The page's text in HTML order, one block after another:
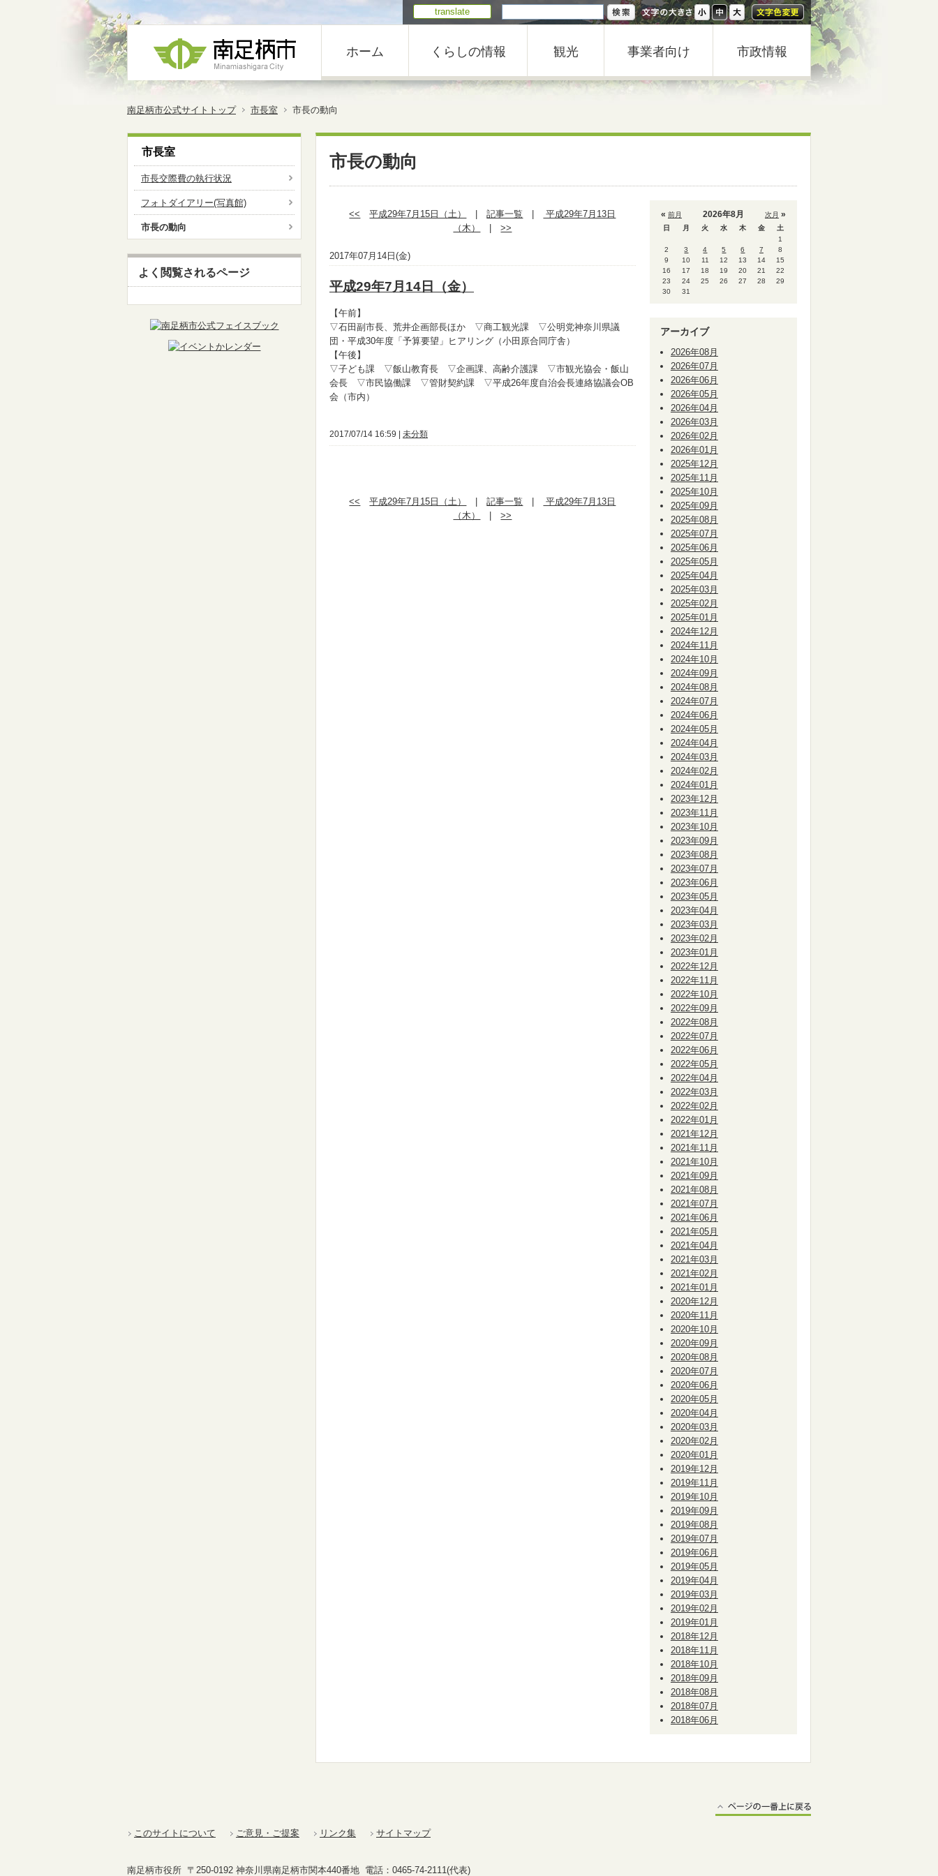
translate
ホーム くらしの情報 観光 事業者向け 市政情報
南足柄市公式サイトトップ 市長室 市長の動向
市長の動向
<< 平成29年7月15日（土） |記事一覧
平成29年7月13日
（木）
|>>
2017年07月14日(金)
平成29年7月14日（金）
【午前】
▽石田副市長、荒井企画部長ほか ▽商工観光課 ▽公明党神奈川県議
団・平成30年度「予算要望」ヒアリング（小田原合同庁舎）
【午後】
▽子ども課 ▽飯山教育長 ▽企画課、高齢介護課 ▽市観光協会・飯山
会長 ▽市民協働課 ▽管財契約課 ▽平成26年度自治会長連絡協議会OB
会（市内）
2017/07/14 16:59 | 未分類
<< 平成29年7月15日（土） |記事一覧
平成29年7月13日
（木）
|>>
« 前月 次月 »
2026年8月
日 月 火 水 木 金
土
1
2
3 4 5 6 7
8
9
10 11 12 13 14
15
16
17 18 19 20 21
22
23
24 25 26 27 28
29
30
31
アーカイブ
2026年08月
2026年07月
2026年06月
2026年05月
2026年04月
2026年03月
2026年02月
2026年01月
2025年12月
2025年11月
2025年10月
2025年09月
2025年08月
2025年07月
2025年06月
2025年05月
2025年04月
2025年03月
2025年02月
2025年01月
2024年12月
2024年11月
2024年10月
2024年09月
2024年08月
2024年07月
2024年06月
2024年05月
2024年04月
2024年03月
2024年02月
2024年01月
2023年12月
2023年11月
2023年10月
2023年09月
2023年08月
2023年07月
2023年06月
2023年05月
2023年04月
2023年03月
2023年02月
2023年01月
2022年12月
2022年11月
2022年10月
2022年09月
2022年08月
2022年07月
2022年06月
2022年05月
2022年04月
2022年03月
2022年02月
2022年01月
2021年12月
2021年11月
2021年10月
2021年09月
2021年08月
2021年07月
2021年06月
2021年05月
2021年04月
2021年03月
2021年02月
2021年01月
2020年12月
2020年11月
2020年10月
2020年09月
2020年08月
2020年07月
2020年06月
2020年05月
2020年04月
2020年03月
2020年02月
2020年01月
2019年12月
2019年11月
2019年10月
2019年09月
2019年08月
2019年07月
2019年06月
2019年05月
2019年04月
2019年03月
2019年02月
2019年01月
2018年12月
2018年11月
2018年10月
2018年09月
2018年08月
2018年07月
2018年06月
市長室
市長交際費の執行状況
フォトダイアリー(写真館)
市長の動向
よく閲覧されるページ
このサイトについて ご意見・ご提案 リンク集 サイトマップ
南足柄市役所 〒250-0192 神奈川県南足柄市関本440番地 電話：0465-74-2111(代表)